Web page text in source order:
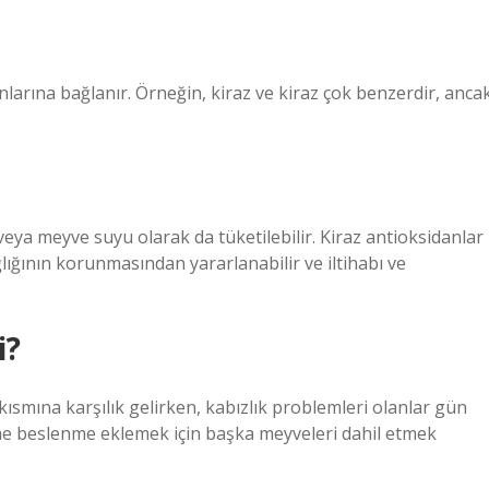
bağlanır. Örneğin, kiraz ve kiraz çok benzerdir,
meyve suyu olarak da tüketilebilir. Kiraz antioksidanlar
korunmasından yararlanabilir ve iltihabı ve
karşılık gelirken, kabızlık problemleri olanlar gün
beslenme eklemek için başka meyveleri dahil etmek